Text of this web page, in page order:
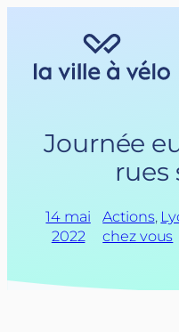
Journée
rues
14 mai
2022
Actions,
chez vous